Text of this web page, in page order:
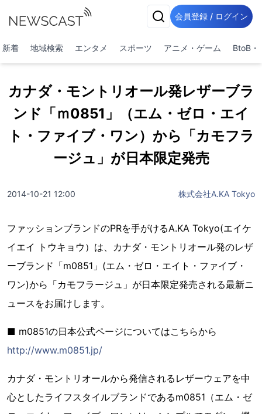
会員登録 / ログイン
新着 地域検索 エンタメ スポーツ アニメ・ゲーム BtoB・
カナダ・モントリオール発レザーブラ
ンド「ｍ0851」（エム・ゼロ・エイ
ト・ファイブ・ワン）から「カモフラ
ージュ」が日本限定発売
2014-10-21 12:00 株式会社A.KA Tokyo
ファッションブランドのPRを手がけるA.KA Tokyo(エイケ
イエイ トウキョウ）は、カナダ・モントリオール発のレザ
ーブランド「m0851」(エム・ゼロ・エイト・ファイブ・
ワン)から「カモフラージュ」が日本限定発売される最新ニ
ュースをお届けします。
■ m0851の日本公式ページについてはこちらから
http://www.m0851.jp/
カナダ・モントリオールから発信されるレザーウェアを中
心としたライフスタイルブランドであるm0851（エム・ゼ